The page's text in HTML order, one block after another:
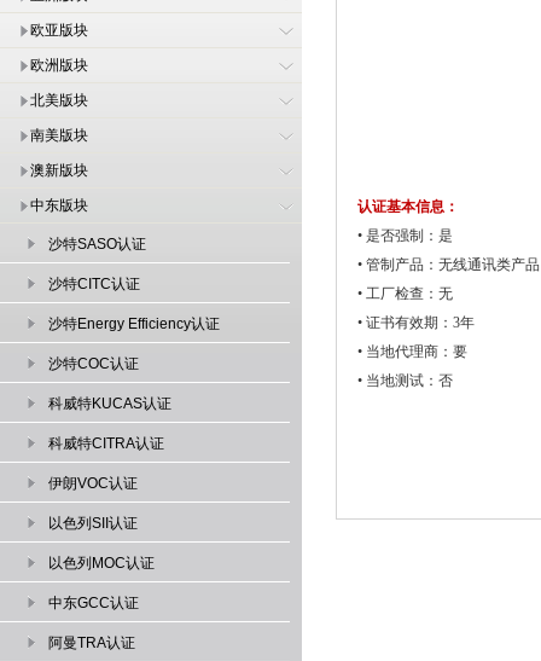
欧亚版块
欧洲版块
北美版块
南美版块
澳新版块
中东版块
沙特SASO认证
沙特CITC认证
沙特Energy Efficiency认证
沙特COC认证
科威特KUCAS认证
科威特CITRA认证
伊朗VOC认证
以色列SII认证
以色列MOC认证
中东GCC认证
阿曼TRA认证
认证基本信息：
• 是否强制：是
• 管制产品：无线通讯类产品
• 工厂检查：无
• 证书有效期：3年
• 当地代理商：要
• 当地测试：否